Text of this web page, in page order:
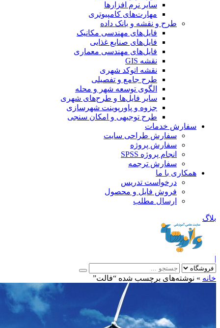
سایر نرم افزارها
مهارت‌های کامپیوتری
طرح و نقشه و بانک داده
فایل‌های مهندسی مکانیک
فایل‌های صنایع غذایی
فایل‌های مهندسی معماری
نقشه GIS
نقشه اتوکد شهری
طرح جامع و تفصیلی
الگوی توسعه شهر و محله
سایر فایل‌ها و طرح‌های شهری
جزوه و پاورپوینت شهرسازی
طرح توجیهی و امکان سنجی
سفارش خدمات
سفارش طراحی سایت
سفارش پروژه
انجام پروژه SPSS
سفارش ترجمه
همکاری با ما
درخواست تدریس
فروش فایل و محصول
ارسال مطلب
»نوشته‌های برچسب شده “فالت”